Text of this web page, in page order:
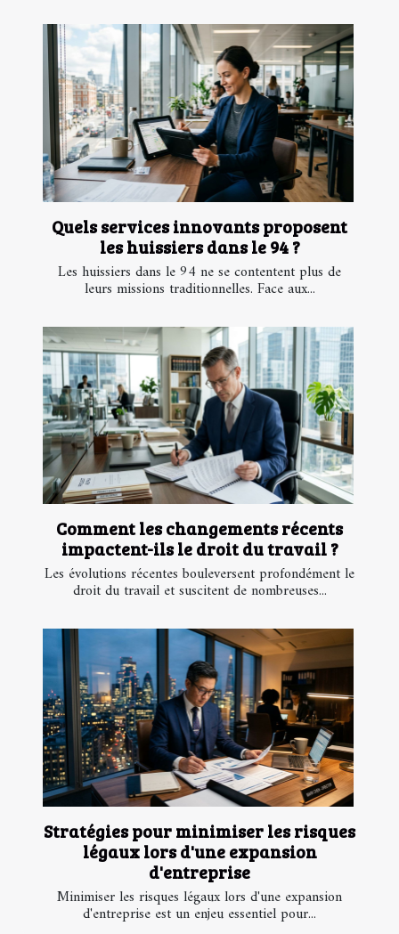
Quels services innovants proposent
les huissiers dans le 94 ?
Les huissiers dans le 94 ne se contentent plus de
leurs missions traditionnelles. Face aux...
Comment les changements récents
impactent-ils le droit du travail ?
Les évolutions récentes bouleversent profondément le
droit du travail et suscitent de nombreuses...
Stratégies pour minimiser les risques
légaux lors d'une expansion
d'entreprise
Minimiser les risques légaux lors d'une expansion
d'entreprise est un enjeu essentiel pour...